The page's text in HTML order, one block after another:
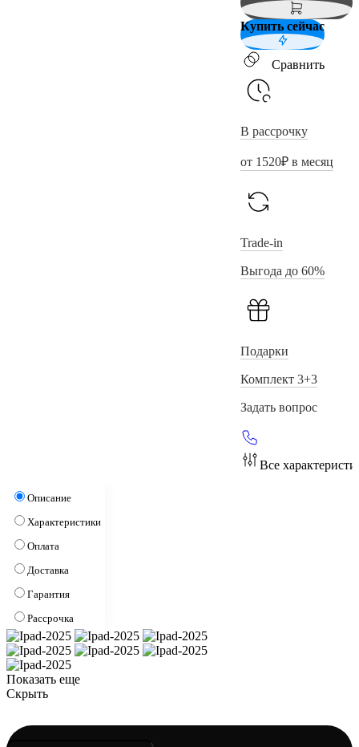
Купить сейчас
Сравнить
В рассрочку
от 1520₽ в месяц
Trade-in
Выгода до 60%
Подарки
Комплект 3+3
Задать вопрос
Все
Описание
Характеристики
Оплата
Доставка
Гарантия
Рассрочка
Показать еще
Скрыть